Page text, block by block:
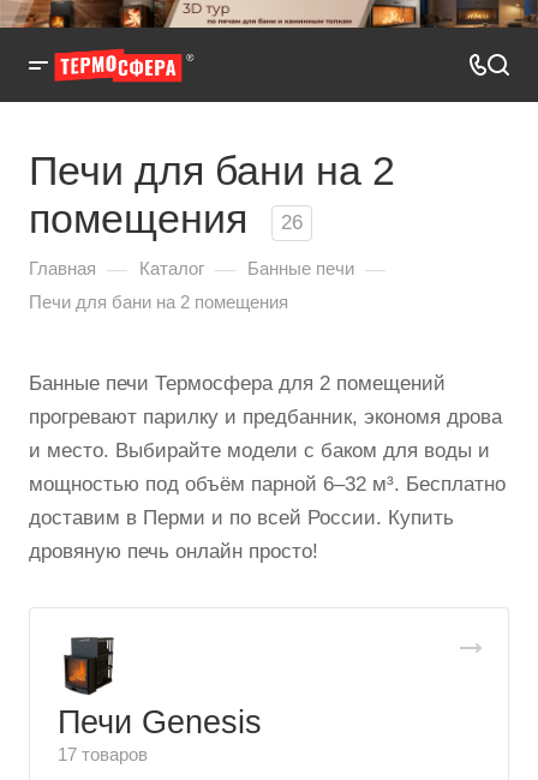
Печи для бани на 2
помещения
26
Главная — Каталог — Банные печи —
Печи для бани на 2 помещения
Банные печи Термосфера для 2 помещений
прогревают парилку и предбанник, экономя дрова
и место. Выбирайте модели с баком для воды и
мощностью под объём парной 6–32 м³. Бесплатно
доставим в Перми и по всей России. Купить
дровяную печь онлайн просто!
Печи Genesis
17 товаров